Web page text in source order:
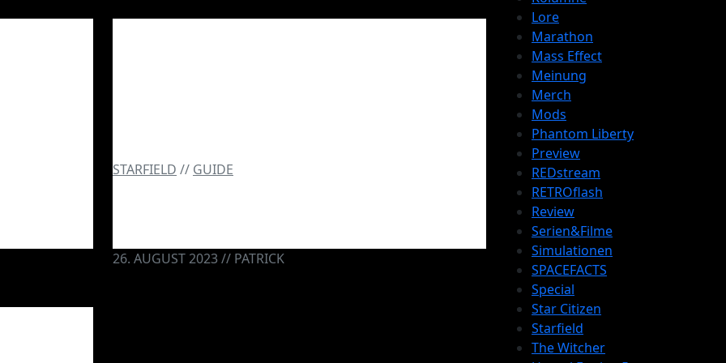
STARFIELD // GUIDE
26. AUGUST 2023 // PATRICK
Lore
Marathon
Mass Effect
Meinung
Merch
Mods
Phantom Liberty
Preview
REDstream
RETROflash
Review
Serien&Filme
Simulationen
SPACEFACTS
Special
Star Citizen
Starfield
The Witcher